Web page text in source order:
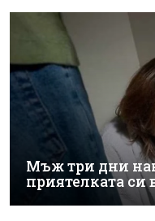
Мъж три дни
приятелката си